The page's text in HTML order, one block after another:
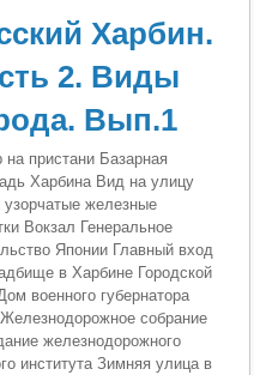
Харбин.
2. Виды
Вып.1
на пристани Базарная
Харбина Вид на улицу
узорчатые железные
Вокзал Генеральное
Японии Главный вход
в Харбине Городской
военного губернатора
собрание
железнодорожного
института Зимняя улица в